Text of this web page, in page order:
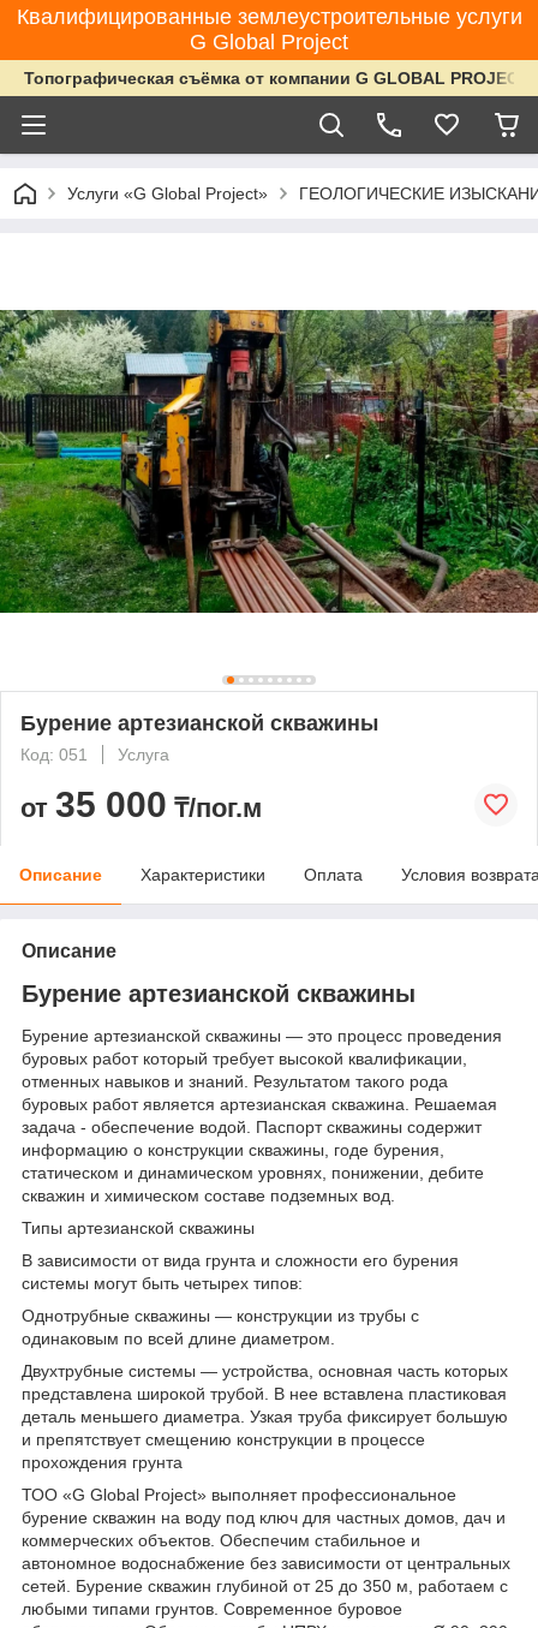
Квалифицированные землеустроительные услуги
G Global Project
Топографическая съёмка от компании G GLOBAL PROJECT
Услуги «G Global Project» ГЕОЛОГИЧЕСКИЕ
Бурение артезианской скважины
Код: 051 Услуга
от 35 000 ₸/пог.м
Описание Характеристики Оплата Условия
Описание
Бурение артезианской скважины
Бурение артезианской скважины — это процесс проведения
буровых работ который требует высокой квалификации,
отменных навыков и знаний. Результатом такого рода
буровых работ является артезианская скважина. Решаемая
задача - обеспечение водой. Паспорт скважины содержит
информацию о конструкции скважины, годе бурения,
статическом и динамическом уровнях, понижении, дебите
скважин и химическом составе подземных вод.
Типы артезианской скважины
В зависимости от вида грунта и сложности его бурения
системы могут быть четырех типов:
Однотрубные скважины — конструкции из трубы с
одинаковым по всей длине диаметром.
Двухтрубные системы — устройства, основная часть которых
представлена широкой трубой. В нее вставлена пластиковая
деталь меньшего диаметра. Узкая труба фиксирует большую
и препятствует смещению конструкции в процессе
прохождения грунта
ТОО «G Global Project» выполняет профессиональное
бурение скважин на воду под ключ для частных домов, дач и
коммерческих объектов. Обеспечим стабильное и
автономное водоснабжение без зависимости от центральных
сетей. Бурение скважин глубиной от 25 до 350 м, работаем с
любыми типами грунтов. Современное буровое